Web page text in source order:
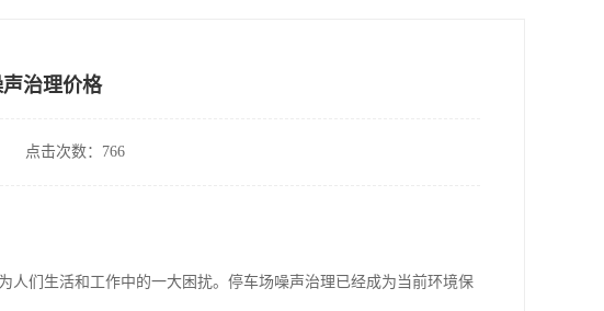
治理价格
点击次数：766
们生活和工作中的一大困扰。停车场噪声治理已经成为当前环境保